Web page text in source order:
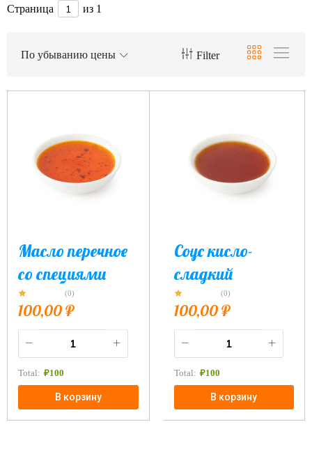
Страница из 1
Filter
По убыванию цены
Масло перечное
со специями
(0)
100,00₽
Total: ₽100
В корзину
Соус кисло-
сладкий
(0)
100,00₽
Total: ₽100
В корзину